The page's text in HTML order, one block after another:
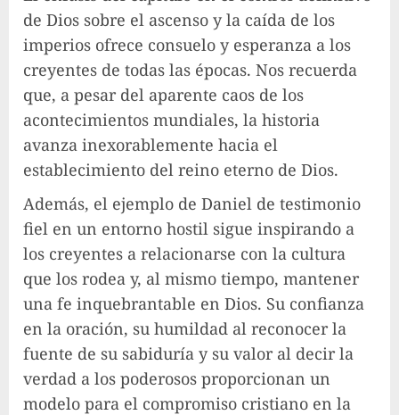
de Dios sobre el ascenso y la caída de los
imperios ofrece consuelo y esperanza a los
creyentes de todas las épocas. Nos recuerda
que, a pesar del aparente caos de los
acontecimientos mundiales, la historia
avanza inexorablemente hacia el
establecimiento del reino eterno de Dios.
Además, el ejemplo de Daniel de testimonio
fiel en un entorno hostil sigue inspirando a
los creyentes a relacionarse con la cultura
que los rodea y, al mismo tiempo, mantener
una fe inquebrantable en Dios. Su confianza
en la oración, su humildad al reconocer la
fuente de su sabiduría y su valor al decir la
verdad a los poderosos proporcionan un
modelo para el compromiso cristiano en la